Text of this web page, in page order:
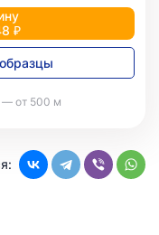
₽
— от 500 м